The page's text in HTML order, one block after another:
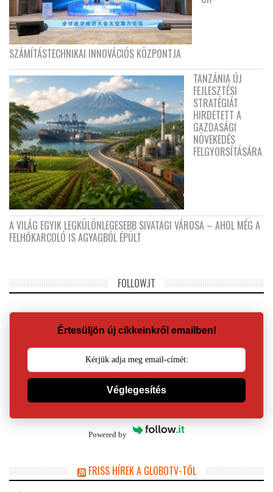
SZÁMÍTÁSTECHNIKAI INNOVÁCIÓS KÖZPONTJA
TANZÁNIA ÚJ
FEJLESZTÉSI
STRATÉGIÁT
HIRDETETT A
GAZDASÁGI
NÖVEKEDÉS
FELGYORSÍTÁSÁRA
A VILÁG EGYIK LEGKÜLÖNLEGESEBB SIVATAGI VÁROSA – AHOL MÉG A
FELHŐKARCOLÓ IS AGYAGBÓL ÉPÜLT
FOLLOW.IT
Értesüljön új cikkeinkről emailben!
Véglegesítés
Powered by
FRISS HÍREK A GLOBOTV-TŐL